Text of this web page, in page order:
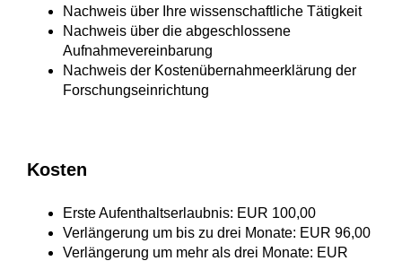
Nachweis über Ihre wissenschaftliche Tätigkeit
Nachweis über die abgeschlossene
Aufnahmevereinbarung
Nachweis der Kostenübernahmeerklärung der
Forschungseinrichtung
Kosten
Erste Aufenthaltserlaubnis: EUR 100,00
Verlängerung um bis zu drei Monate: EUR 96,00
Verlängerung um mehr als drei Monate: EUR